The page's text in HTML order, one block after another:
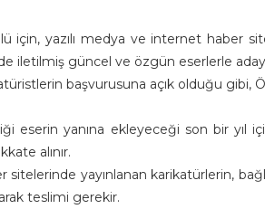
için, yazılı medya ve internet haber
iletilmiş güncel ve özgün eserlerle
başvurusuna açık olduğu gibi,
eserin yanına ekleyeceği son bir yıl
alınır.
yayınlanan karikatürlerin,
teslimi gerekir.